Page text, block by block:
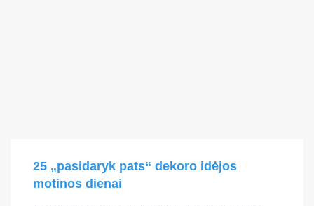
25 „pasidaryk pats“ dekoro idėjos
motinos dienai